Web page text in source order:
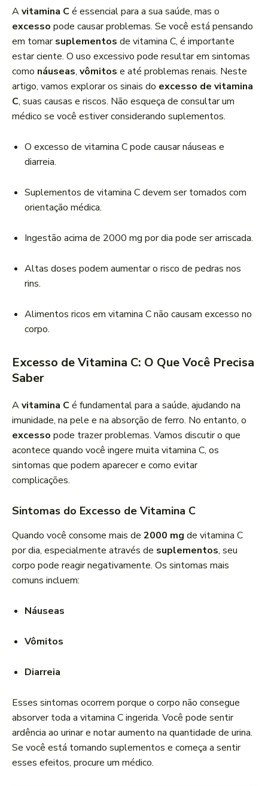
d
o
r
d
e
á
u
d
o
Avitamina Cé essencial para a sua saúde, mas o
excesso pode causar problemas. Se você está pensando
em tomarsuplementos de vitamina C, é importante
estar ciente. O uso excessivo pode resultar em sintomas
como náuseas, vômitos e até problemas renais. Neste
artigo, vamos explorar os sinais do excesso de vitamina
C, suas causas e riscos. Não esqueça de consultar um
médico se você estiver considerando suplementos.
O excesso de vitamina C pode causar náuseas e
diarreia.
Suplementos de vitamina C devem ser tomados com
orientação médica.
Ingestão acima de 2000 mg por dia pode ser arriscada.
Altas doses podem aumentar o risco de pedras nos
rins.
Alimentos ricos em vitamina C não causam excesso no
corpo.
Excesso de Vitamina C: O Que Você Precisa
Saber
Avitamina Cé fundamental para a saúde, ajudando na
imunidade, na pele e na absorção de ferro. No entanto, o
excesso pode trazer problemas. Vamos discutir o que
acontece quando você ingere muita vitamina C, os
sintomas que podem aparecer e como evitar
complicações.
Sintomas do Excesso de Vitamina C
Quando você consome mais de 2000 mg de vitamina C
por dia, especialmente através de suplementos, seu
corpo pode reagir negativamente. Os sintomas mais
comuns incluem:
Náuseas
Vômitos
Diarreia
Esses sintomas ocorrem porque o corpo não consegue
absorver toda a vitamina C ingerida. Você pode sentir
ardência ao urinar e notar aumento na quantidade de urina.
Se você está tomando suplementos e começa a sentir
esses efeitos, procure um médico.